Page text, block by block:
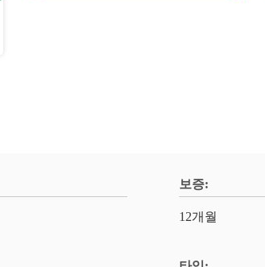
보증:
12개월